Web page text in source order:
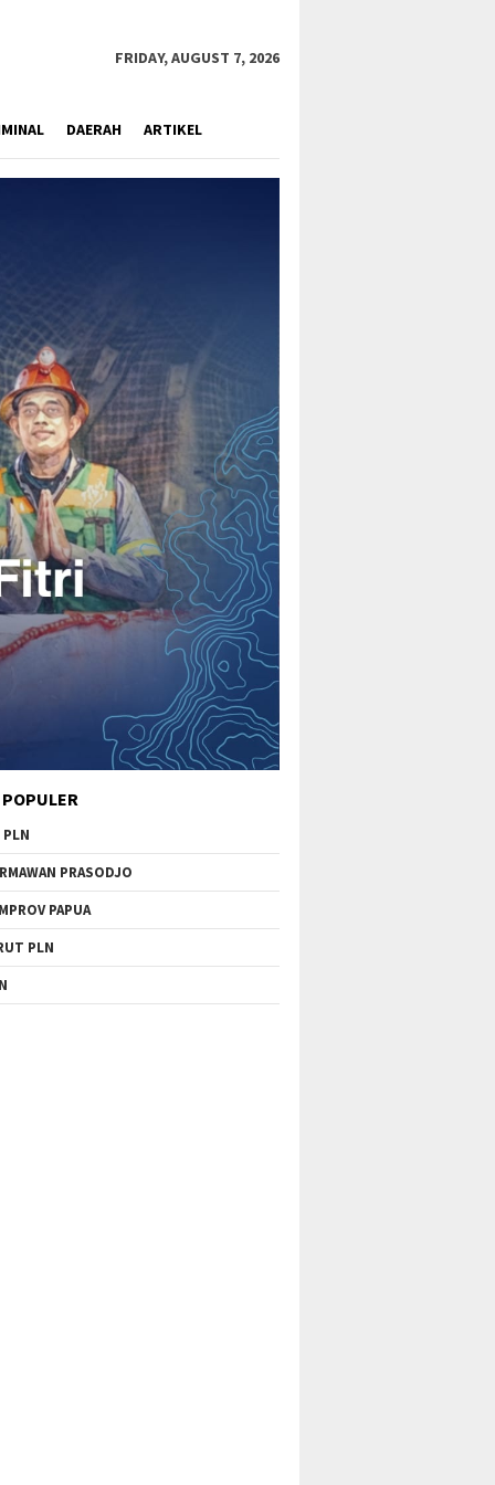
FRIDAY, AUGUST 7, 2026
DAERAH ARTIKEL
PRASODJO
PAPUA
PLN